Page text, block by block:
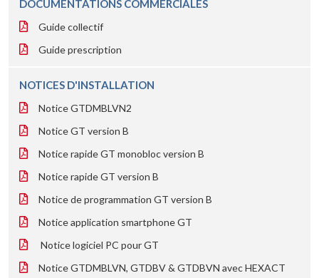
DOCUMENTATIONS COMMERCIALES
Guide collectif
Guide prescription
NOTICES D'INSTALLATION
Notice GTDMBLVN2
Notice GT version B
Notice rapide GT monobloc version B
Notice rapide GT version B
Notice de programmation GT version B
Notice application smartphone GT
Notice logiciel PC pour GT
Notice GTDMBLVN, GTDBV & GTDBVN avec HEXACT